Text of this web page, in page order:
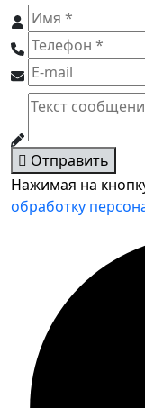
Отправить
Нажимая на
обработку